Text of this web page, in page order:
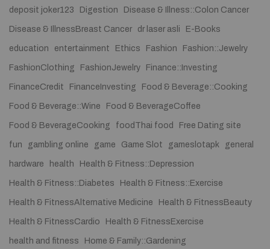
deposit joker123 Digestion Disease & Illness::Colon Cancer
Disease & IllnessBreast Cancer dr laser asli E-Books
education entertainment Ethics Fashion Fashion::Jewelry
FashionClothing FashionJewelry Finance::Investing
FinanceCredit FinanceInvesting Food & Beverage::Cooking
Food & Beverage::Wine Food & BeverageCoffee
Food & BeverageCooking foodThai food Free Dating site
fun gambling online game Game Slot gameslotapk general
hardware health Health & Fitness::Depression
Health & Fitness::Diabetes Health & Fitness::Exercise
Health & FitnessAlternative Medicine Health & FitnessBeauty
Health & FitnessCardio Health & FitnessExercise
health and fitness Home & Family::Gardening